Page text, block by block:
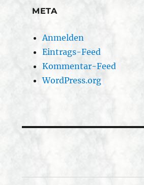
META
Anmelden
Eintrags-Feed
Kommentar-Feed
WordPress.org